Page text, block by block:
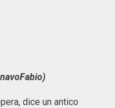
dice un antico